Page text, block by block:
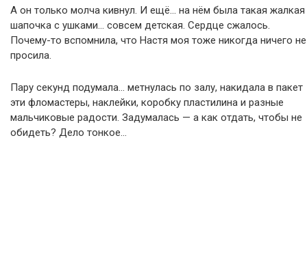
А он только молча кивнул. И ещё… на нём была такая жалкая
шапочка с ушками… совсем детская. Сердце сжалось.
Почему-то вспомнила, что Настя моя тоже никогда ничего не
просила.
Пару секунд подумала… метнулась по залу, накидала в пакет
эти фломастеры, наклейки, коробку пластилина и разные
мальчиковые радости. Задумалась — а как отдать, чтобы не
обидеть? Дело тонкое…